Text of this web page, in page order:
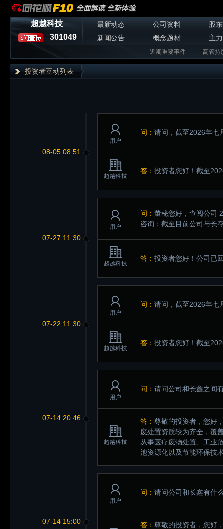
超越科技
301049
最新动态 公司资料
股
新闻公告
概念题材 主
近期重要事件 高管持
投资者互动列表
08-05 08:51
用户
问： 请问，截至2026年七
超越科技
答： 投资者您好！截至
07-27 11:30
用户
问： 董秘您好，查阅公司
咨询：截至目前公司与长
超越科技
答： 投资者您好！公司已
07-22 11:30
用户
问： 请问，截至2026年七
超越科技
答： 投资者您好！截至
07-14 20:46
用户
问： 请问公司和长鑫之间
超越科技
答： 尊敬的投资者，您好
废处置资质较为齐全，覆
从事医疗废物处置、工业
池资源化以及节能环保技
07-14 15:00
用户
问： 请问公司和长鑫有什
答： 尊敬的投资者，您好